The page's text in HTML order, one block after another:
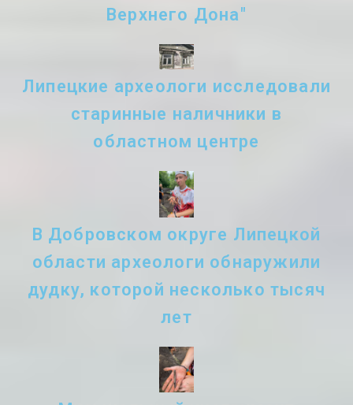
Верхнего Дона"
Липецкие археологи исследовали
старинные наличники в
областном центре
В Добровском округе Липецкой
области археологи обнаружили
дудку, которой несколько тысяч
лет